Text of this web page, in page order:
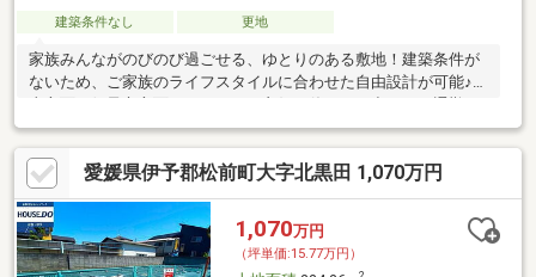
建築条件なし 更地
家族みんながのびのび過ごせる、ゆとりのある敷地！建築条件が
ないため、ご家族のライフスタイルに合わせた自由設計が可能♪松
快適♪
愛媛県伊予郡松前町大字北黒田 1,070万円
1,070万円
（坪単価:15.77万円）